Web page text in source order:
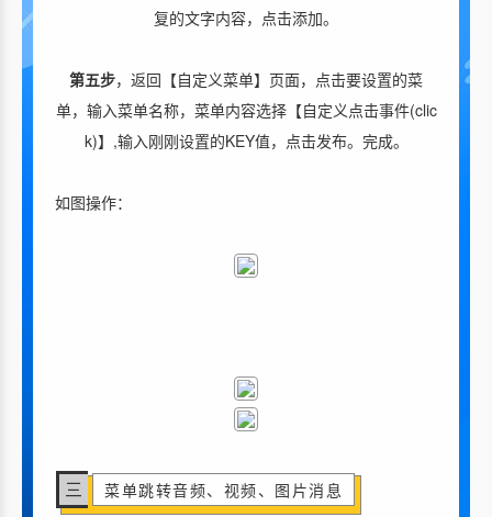
复的文字内容，点击添加。
第五步，返回【自定义菜单】页面，点击要设置的菜
单，输入菜单名称，菜单内容选择【自定义点击事件(clic
k)】,输入刚刚设置的KEY值，点击发布。完成。
如图操作：
三 菜单跳转音频、视频、图片消息